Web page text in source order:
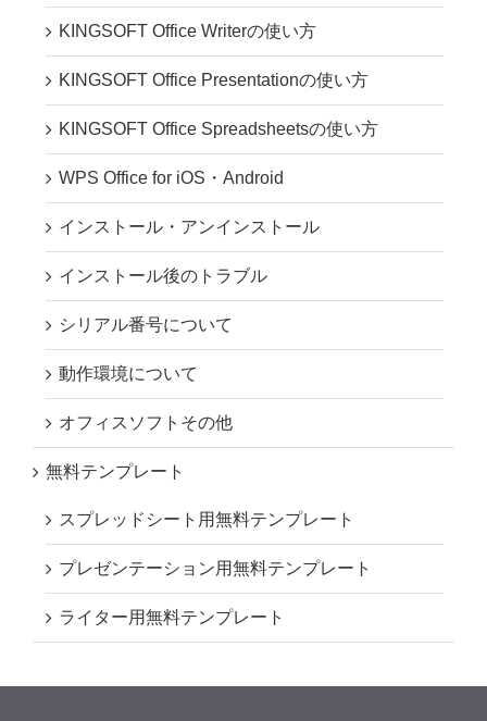
KINGSOFT Office Writerの使い方
KINGSOFT Office Presentationの使い方
KINGSOFT Office Spreadsheetsの使い方
WPS Office for iOS・Android
インストール・アンインストール
インストール後のトラブル
シリアル番号について
動作環境について
オフィスソフトその他
無料テンプレート
スプレッドシート用無料テンプレート
プレゼンテーション用無料テンプレート
ライター用無料テンプレート